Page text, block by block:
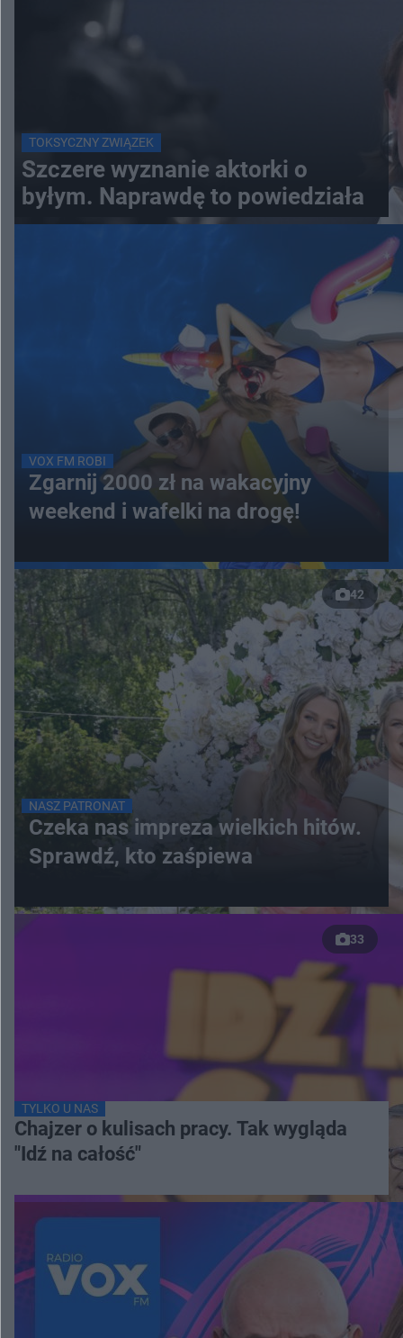
TOKSYCZNY ZWIĄZEK
Szczere wyznanie aktorki o
byłym. Naprawdę to powiedziała
VOX FM ROBI
Zgarnij 2000 zł na wakacyjny
weekend i wafelki na drogę!
42
NASZ PATRONAT
Czeka nas impreza wielkich hitów.
Sprawdź, kto zaśpiewa
33
TYLKO U NAS
Chajzer o kulisach pracy. Tak wygląda
"Idź na całość"